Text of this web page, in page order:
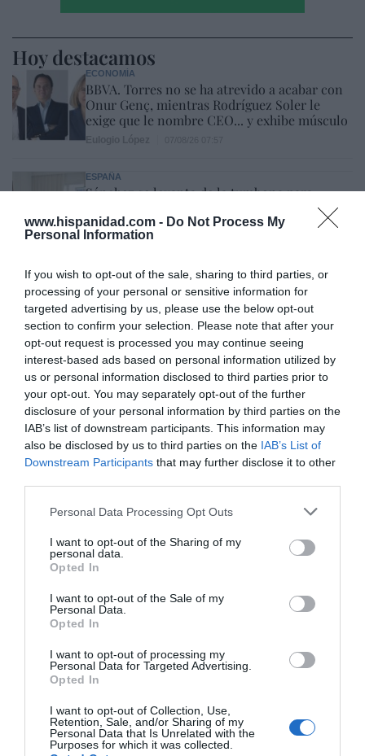
www.hispanidad.com - Do Not Process My
Personal Information
If you wish to opt-out of the sale, sharing to third parties, or
processing of your personal or sensitive information for
targeted advertising by us, please use the below opt-out
section to confirm your selection. Please note that after your
opt-out request is processed you may continue seeing
interest-based ads based on personal information utilized by
us or personal information disclosed to third parties prior to
your opt-out. You may separately opt-out of the further
disclosure of your personal information by third parties on the
IAB’s list of downstream participants. This information may
also be disclosed by us to third parties on the IAB’s List of
Downstream Participants that may further disclose it to other
Personal Data Processing Opt Outs
I want to opt-out of the Sharing of my
personal data.
Opted In
I want to opt-out of the Sale of my
Personal Data.
Opted In
I want to opt-out of processing my
Personal Data for Targeted Advertising.
Opted In
I want to opt-out of Collection, Use,
Retention, Sale, and/or Sharing of my
Personal Data that Is Unrelated with the
Purposes for which it was collected.
Hoy destacamos
ECONOMÍA
BBVA. Torres no se ha atrevido a acabar con
Onur Genç, mientras Rodríguez Soler le
exige que le nombre CEO... y exhibe músculo
ESPAÑA
Sánchez se levanta de la tumbona para
hacerse una foto haciendo como que trabaja
en la crisis de Ceuta
La ‘low cost’ británica easyJet pasará a manos
del peor fondo posible: Apollo... pero no
podrá hacerse con el control total
Cristina Martín
OPINIÓN
Dios es el señor de los eclipses
Fidel García 07/08/26 13:26
OPINIÓN
Nokia, Ericsson... Huawei: lo que importan
son las patentes
Eulogio López 07/08/26 12:58
historia, de poner la verdadera, de
desmontar la falsificación, es un trabajo
por Hispanidad
DIARIO DE LA CORRUPCIÓN SANCHISTA